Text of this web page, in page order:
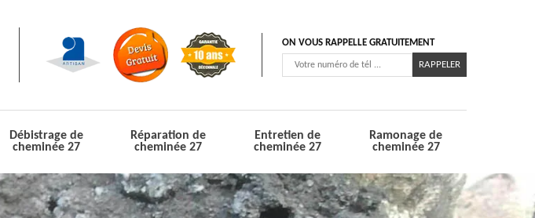
ON VOUS RAPPELLE GRATUITEMENT
Débistrage de
cheminée 27
Réparation de
cheminée 27
Entretien de
cheminée 27
Ramonage de
cheminée 27